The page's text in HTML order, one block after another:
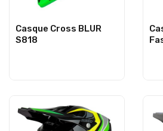
Casque Cross BLUR
S818